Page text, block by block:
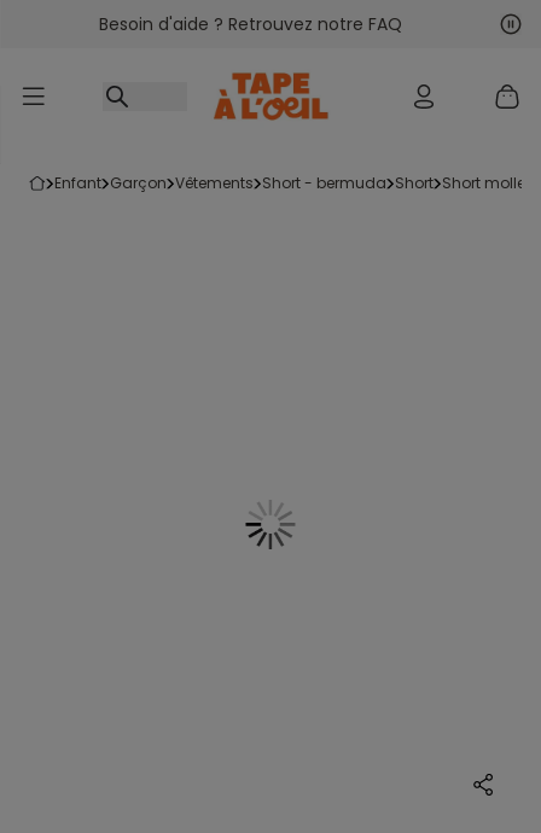
Accéder au contenu
Besoin d'aide ? Retrouvez notre FAQ
enfant garçon vêtements short - bermuda short short